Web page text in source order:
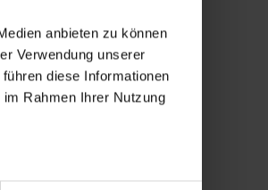
anbieten zu können
Verwendung unserer
diese Informationen
Rahmen Ihrer Nutzung